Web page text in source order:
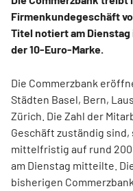
Firmenkundegeschäft
Titel notiert am
der 10-Euro-Marke.
Die Commerzbank
Städten Basel, Bern,
Zürich. Die Zahl der
Geschäft zuständig
mittelfristig auf rund
am Dienstag mitteilte.
bisherigen